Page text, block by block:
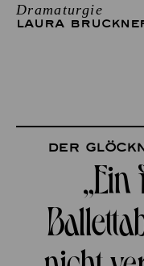
Dramaturgie
LAURA
Der